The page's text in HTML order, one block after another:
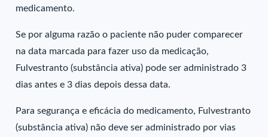
medicamento.
Se por alguma razão o paciente não puder comparecer
na data marcada para fazer uso da medicação,
Fulvestranto (substância ativa) pode ser administrado 3
dias antes e 3 dias depois dessa data.
Para segurança e eficácia do medicamento, Fulvestranto
(substância ativa) não deve ser administrado por vias